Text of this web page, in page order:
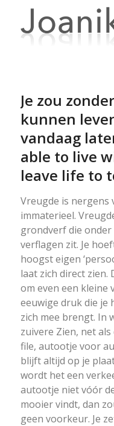
Je zou
kunnen
vandaag
able to live
leave life to
Vreugde is nergens
immaterieel.
grondverf die onder
verflagen zit. Je
hoogst eigen
laat zich direct zien.
om even een kleine
eeuwige druk die je
zich mee brengt. In
zuivere Zien, net
file, autootje voor
blijft altijd op je
wordt het een
autootje niet vóór
mooier vindt, dan
geen voorkeur. Je